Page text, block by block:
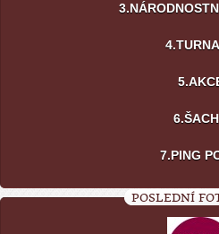
7.PING
POSLEDNÍ